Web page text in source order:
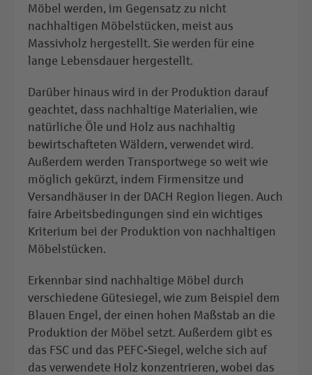
Möbel werden, im Gegensatz zu nicht
nachhaltigen Möbelstücken, meist aus
Massivholz hergestellt. Sie werden für eine
lange Lebensdauer hergestellt.
Darüber hinaus wird in der Produktion darauf
geachtet, dass nachhaltige Materialien, wie
natürliche Öle und Holz aus nachhaltig
bewirtschafteten Wäldern, verwendet wird.
Außerdem werden Transportwege so weit wie
möglich gekürzt, indem Firmensitze und
Versandhäuser in der DACH Region liegen. Auch
faire Arbeitsbedingungen sind ein wichtiges
Kriterium bei der Produktion von nachhaltigen
Möbelstücken.
Erkennbar sind nachhaltige Möbel durch
verschiedene Gütesiegel, wie zum Beispiel dem
Blauen Engel, der einen hohen Maßstab an die
Produktion der Möbel setzt. Außerdem gibt es
das FSC und das PEFC-Siegel, welche sich auf
das verwendete Holz konzentrieren, wobei das